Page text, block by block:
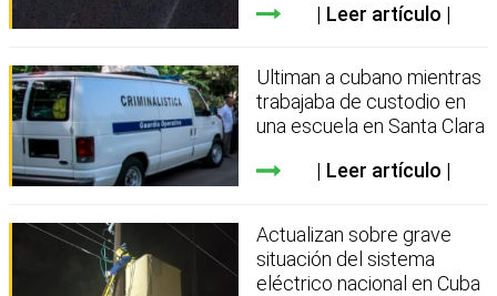
Leer artículo
Ultiman a cubano mientras
trabajaba de custodio en
una escuela en Santa Clara
Leer artículo
Actualizan sobre grave
situación del sistema
eléctrico nacional en Cuba